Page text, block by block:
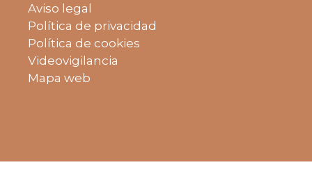
Aviso legal
Política de privacidad
Política de cookies
Videovigilancia
Mapa web